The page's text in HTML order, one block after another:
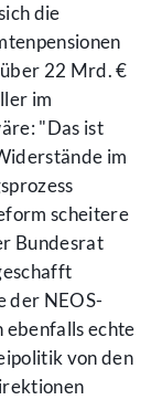
die
22 Mrd. €
im
"Das ist
im
scheitere
Bundesrat
der NEOS-
ebenfalls echte
von den